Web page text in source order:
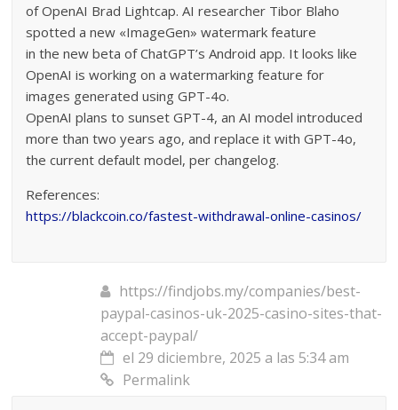
of OpenAI Brad Lightcap. AI researcher Tibor Blaho
spotted a new «ImageGen» watermark feature
in the new beta of ChatGPT’s Android app. It looks like
OpenAI is working on a watermarking feature for
images generated using GPT-4o.
OpenAI plans to sunset GPT-4, an AI model introduced
more than two years ago, and replace it with GPT-4o,
the current default model, per changelog.
References:
https://blackcoin.co/fastest-withdrawal-online-casinos/
https://findjobs.my/companies/best-
paypal-casinos-uk-2025-casino-sites-that-
accept-paypal/
el 29 diciembre, 2025 a las 5:34 am
Permalink